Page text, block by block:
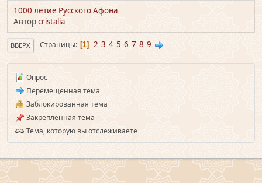
1000 летие Русского Афона
Авторcristalia
ВВЕРХ Страницы 1 2 3 4 5 6 7 8 9
Опрос
Перемещенная тема
Заблокированная тема
Закрепленная тема
Тема, которую вы отслеживаете